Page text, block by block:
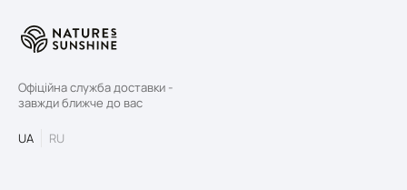
Офіційна служба доставки -
завжди ближче до вас
UA RU